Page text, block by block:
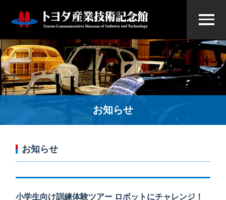
お知らせ
お知らせ
小学生向け訓練体験ツアー ロボットにチャレンジ！